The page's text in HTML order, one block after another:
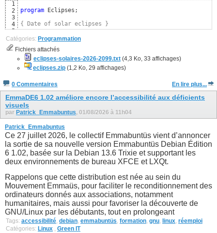
1
2
3
4
5
6
7
8
12
13
14
program Eclipses;
{ Date of solar eclipses }
uses
  Moon;
{ https://github.com/wp-xyz/delphimoon }
const
  CSolarEclipse =
TRUE ; { Uniquement les éclipses
{$DEFINE FRENCH}
{$IFDEF FRENCH}
Catégories: Programmation
Fichiers attachés
eclipses-solaires-2026-2099.txt (4,3 Ko, 33 affichages)
eclipses.zip (1,2 Ko, 29 affichages)
0 Commentaires En lire plus...
EmmaDE6 1.02 améliore encore l’accessibilité aux déficients
visuels
par Patrick_Emmabuntus, 01/08/2026 à 11h04
Patrick_Emmabuntus
Ce 27 juillet 2026, le collectif Emmabuntüs vient d’annoncer
la sortie de sa nouvelle version Emmabuntüs Debian Édition
6 1.02, basée sur la Debian 13.6 Trixie et supportant les
deux environnements de bureau XFCE et LXQt.
Rappelons que cette distribution est née au sein du
Mouvement Emmaüs, pour faciliter le reconditionnement des
ordinateurs donnés aux associations, notamment
humanitaires, mais aussi pour favoriser la découverte de
GNU/Linux par les débutants, tout en prolongeant
Tags: accessibilité, debian, emmabuntüs, formation, gnu, linux, réemploi
Catégories: Linux , Green IT